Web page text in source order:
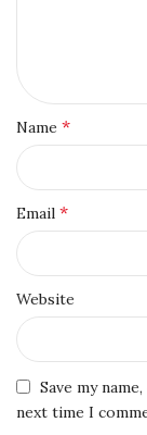
Name *
Email *
Website
Save my
next time I